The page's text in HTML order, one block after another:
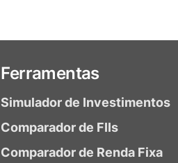
Ferramentas
Simulador de Investimentos
Comparador de FIIs
Comparador de Renda Fixa